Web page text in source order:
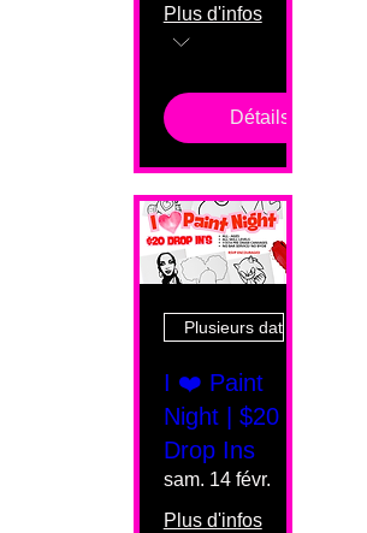
Plus d'infos
Détails
Plusieurs dates
I ❤️ Paint
Night | $20
Drop Ins
sam. 14 févr.
Plus d'infos